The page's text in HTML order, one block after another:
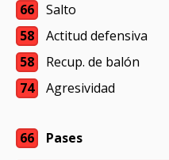
66
Salto
58
Actitud defensiva
58
Recup. de balón
74
Agresividad
66 Pases